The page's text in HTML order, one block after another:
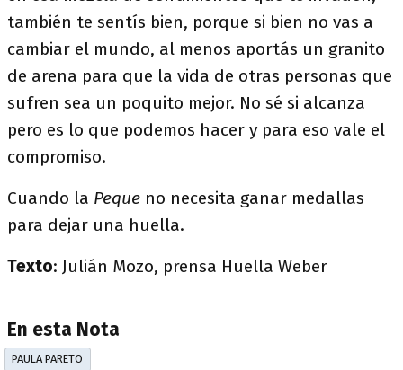
también te sentís bien, porque si bien no vas a
cambiar el mundo, al menos aportás un granito
de arena para que la vida de otras personas que
sufren sea un poquito mejor. No sé si alcanza
pero es lo que podemos hacer y para eso vale el
compromiso.
Cuando la Peque no necesita ganar medallas
para dejar una huella.
Texto: Julián Mozo, prensa Huella Weber
En esta Nota
PAULA PARETO